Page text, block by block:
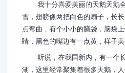
我十分喜爱美丽的天鹅天鹅全
雪，翅膀像两把白色的扇子，长
点弯曲，有个小小的脑袋，脑袋
睛，黑色的嘴边有一点黄，样子美
听说，在我国新内，有一个长
湖，这里经常聚集着很多天鹅，